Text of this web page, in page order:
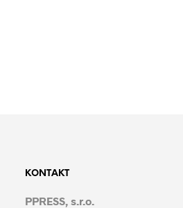
KONTAKT
PPRESS, s.r.o.